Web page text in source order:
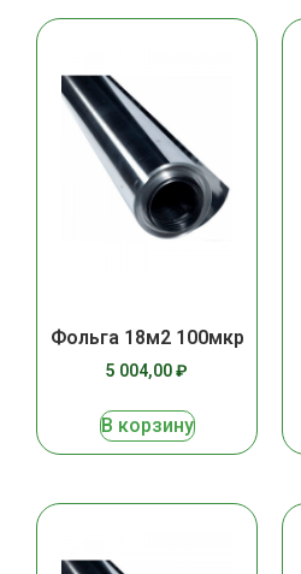
Фольга 18м2 100мкр
5 004,00₽
В корзину